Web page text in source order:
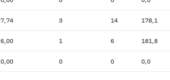
7,74 3 14 178,1
6,00 1 6 181,8
0,00 0 0 0,0